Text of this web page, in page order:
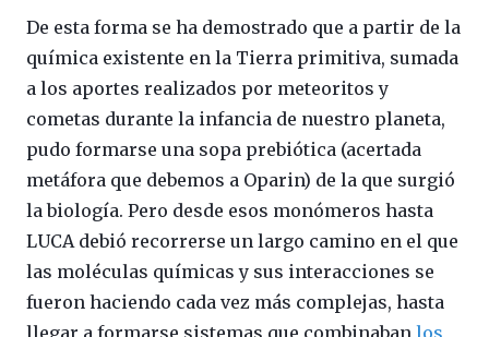
De esta forma se ha demostrado que a partir de la
química existente en la Tierra primitiva, sumada
a los aportes realizados por meteoritos y
cometas durante la infancia de nuestro planeta,
pudo formarse una sopa prebiótica (acertada
metáfora que debemos a Oparin) de la que surgió
la biología. Pero desde esos monómeros hasta
LUCA debió recorrerse un largo camino en el que
las moléculas químicas y sus interacciones se
fueron haciendo cada vez más complejas, hasta
llegar a formarse sistemas que combinaban los